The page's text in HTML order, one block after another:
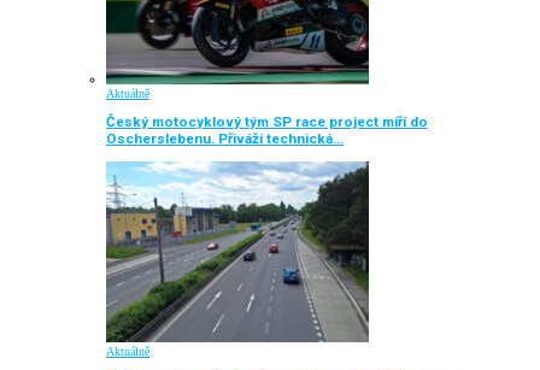
Aktuálně
Český motocyklový tým SP race project míří do
Oscherslebenu. Přiváží technická…
Aktuálně